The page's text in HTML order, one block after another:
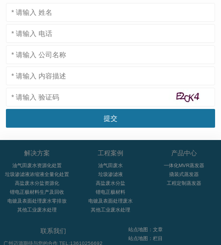
解决方案
油气田废水资源化处置
垃圾渗滤液浓缩液全量化处置
高盐废水分盐资源化
锂电正极材料生产及回收
电镀及表面处理废水零排放
其他工业废水处理
工程案例
油气田废水
垃圾渗滤液
高盐废水分盐
锂电正极材料
电镀及表面处理废水
其他工业废水处理
产品中心
一体化MVR蒸发器
撬装式蒸发器
工程定制蒸发器
联系我们
广州迈源期待与您的合作 TEL:13610256692
站点地图：文章
站点地图：栏目